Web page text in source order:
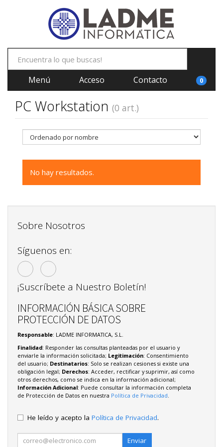
Menú Acceso Contacto 0
PC Workstation (0 art.)
No hay resultados.
Sobre Nosotros
Síguenos en:
¡Suscríbete a Nuestro Boletín!
INFORMACIÓN BÁSICA SOBRE
PROTECCIÓN DE DATOS
Responsable: LADME INFORMATICA, S.L.
Finalidad: Responder las consultas planteadas por el usuario y
enviarle la información solicitada; Legitimación: Consentimiento
del usuario; Destinatarios: Solo se realizan cesiones si existe una
obligación legal; Derechos: Acceder, rectificar y suprimir, así como
otros derechos, como se indica en la información adicional;
Información Adicional: Puede consultar la información completa
de Protección de Datos en nuestra Política de Privacidad.
He leído y acepto la Política de Privacidad.
Enviar